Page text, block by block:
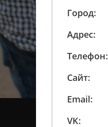
Город:
Адрес:
Телефон:
Сайт:
Email:
VK: